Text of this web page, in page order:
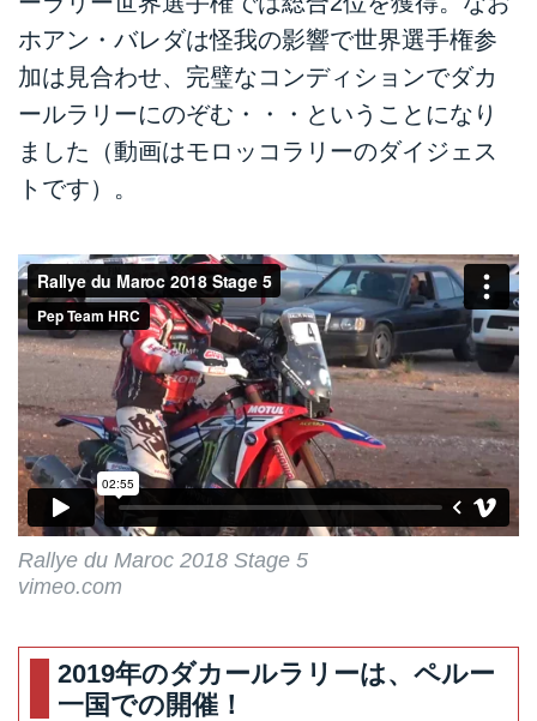
ホアン・バレダは怪我の影響で世界選手権参
加は見合わせ、完璧なコンディションでダカ
ールラリーにのぞむ・・・ということになり
ました（動画はモロッコラリーのダイジェス
トです）。
Rallye du Maroc 2018 Stage 5
vimeo.com
2019年のダカールラリーは、ペルー
一国での開催！